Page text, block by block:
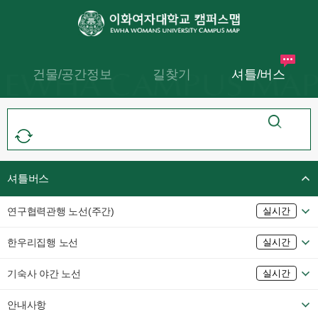
건물/공간정보 길찾기 셔틀/버스
셔틀버스
연구협력관행 노선(주간) 실시간
한우리집행 노선 실시간
기숙사 야간 노선 실시간
안내사항